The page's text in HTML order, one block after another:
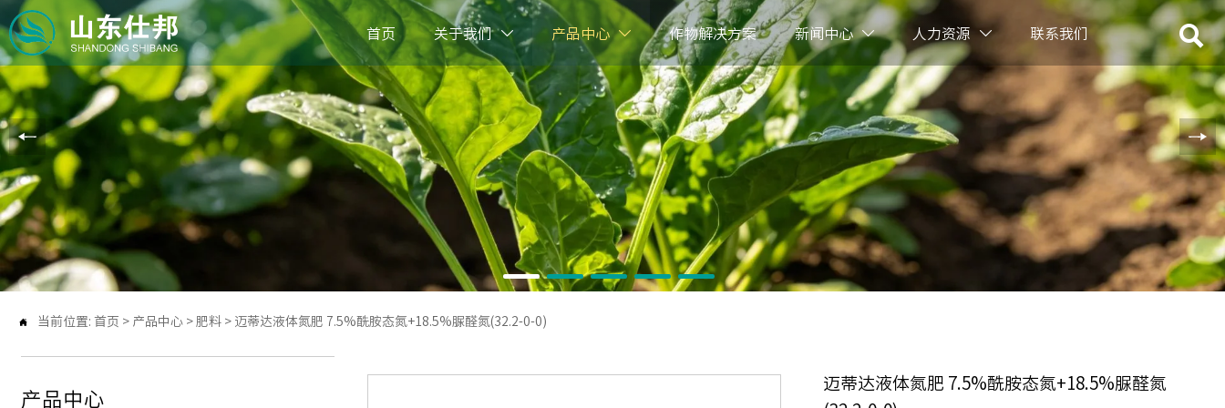
首页 关于我们  产品中心  作物解决方案 新闻中心  人力资源  联系我们 
 当前位置: 首页 > 产品中心 > 肥料 > 迈蒂达液体氮肥 7.5%酰胺态氮+18.5%脲醛氮(32.2-0-0)
产品中心
迈蒂达液体氮肥 7.5%酰胺态氮+18.5%脲醛氮